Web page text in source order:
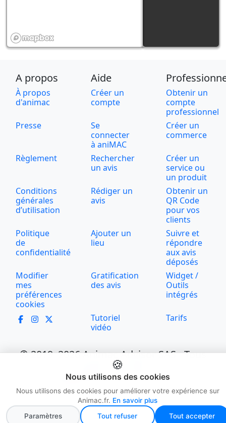
A propos Aide
À propos
d'animac
Créer un
compte
Obtenir un
compte
professionnel
Presse
Se
connecter
à aniMAC
Créer un
commerce
Règlement
Rechercher
un avis
Créer un
service ou
un produit
Conditions
générales
d’utilisation
Rédiger un
avis
Obtenir un
QR Code
pour vos
clients
Politique
de
confidentialité
Ajouter un
lieu
Suivre et
répondre
aux avis
déposés
Modifier
mes
préférences
cookies
Gratification
des avis
Widget /
Outils
intégrés
Tutoriel
vidéo
Tarifs
© 2019, 2026 Animac Advisor SAS - Tous
droits réservés
🇫🇷Hébergé en France
🍪
Nous utilisons des cookies
Nous utilisons des cookies pour améliorer votre expérience sur
Animac.fr. En savoir plus
Paramètres
Tout refuser Tout accepter